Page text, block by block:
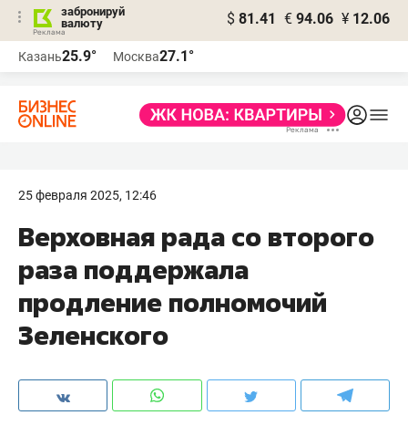
забронируй
валюту
$ 81.41 € 94.06 ¥ 12.06
Казань25.9° Москва27.1°
25 февраля 2025, 12:46
Верховная рада со второго
раза поддержала
продление полномочий
Зеленского